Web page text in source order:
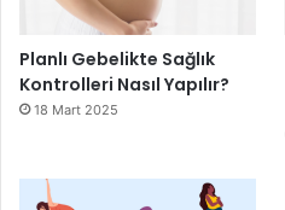
Planlı Gebelikte Sağlık
Kontrolleri Nasıl Yapılır?
18 Mart 2025